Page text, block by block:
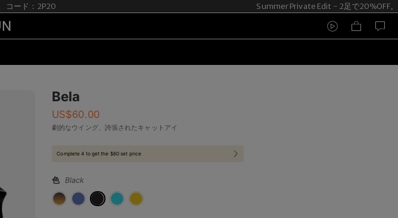
ード：2P20 Summer Private Edit - 2足で20%OFF。コ
Bela
US$60.00
劇的なウイング、誇張されたキャットアイ
Complete 4 to get the $60 set price
色 Black